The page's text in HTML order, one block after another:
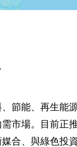
節能、再生能
市場。目前正
合、與綠色投資